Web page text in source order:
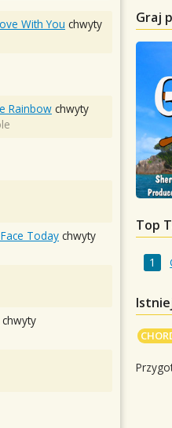
Graj
Top
With You chwyty
Rainbow chwyty
Today chwyty
chwyty